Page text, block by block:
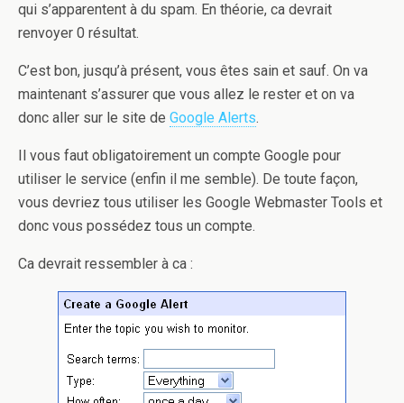
qui s’apparentent à du spam. En théorie, ca devrait
renvoyer 0 résultat.
C’est bon, jusqu’à présent, vous êtes sain et sauf. On va
maintenant s’assurer que vous allez le rester et on va
donc aller sur le site de Google Alerts.
Il vous faut obligatoirement un compte Google pour
utiliser le service (enfin il me semble). De toute façon,
vous devriez tous utiliser les Google Webmaster Tools et
donc vous possédez tous un compte.
Ca devrait ressembler à ca :